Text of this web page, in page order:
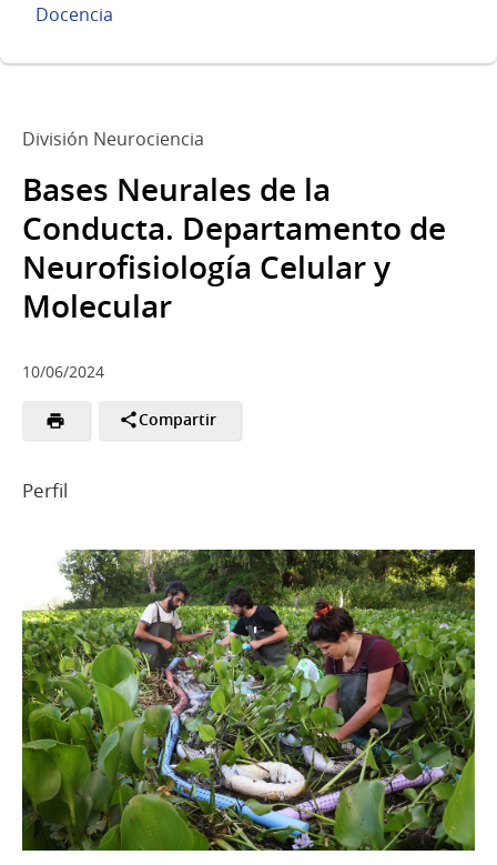
Docencia
División Neurociencia
Bases Neurales de la
Conducta. Departamento de
Neurofisiología Celular y
Molecular
10/06/2024
Compartir
Perfil